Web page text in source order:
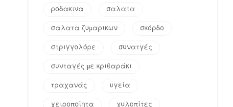
ροδακινα σαλατα
σαλατα ζυμαρικων σκόρδο
στριγγολόρε συνατγές
συνταγές με κριθαράκι
τραχανάς υγεία
χειροποίητα χυλοπίτες